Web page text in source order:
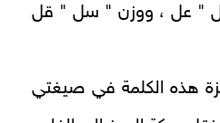
" عل ، ووزن " سل " قل
هذه الكلمة في صيغتي